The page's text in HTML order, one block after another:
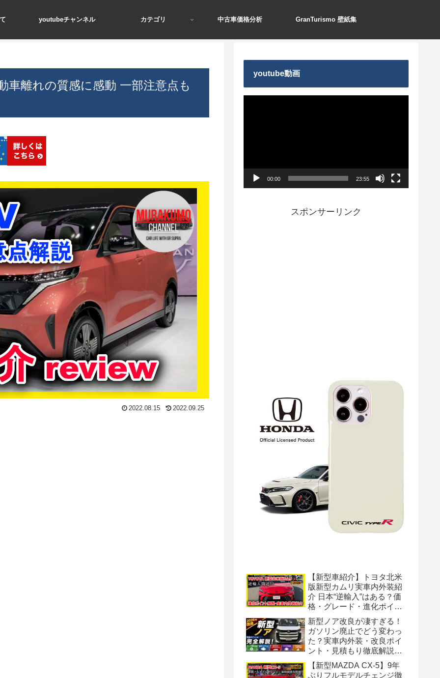
youtubeチャンネル カテゴリ 中古車価格分析 GranTurismo 壁紙集
車離れの質感に感動 一部注意点も
2022.08.15 2022.09.25
youtube動画
00:00 23:55
スポンサーリンク
【新型車紹介】トヨタ北米
版新型カムリ実車内外装紹
介 日本“逆輸入”はある？価
格・グレード・進化ポイン
ト徹底解説【HEV】
新型ノア改良が凄すぎる！
ガソリン廃止でどう変わっ
た？実車内外装・改良ポイ
ント・見積もり徹底解説
【2026】【トヨタ】
【新型MAZDA CX-5】9年
ぶりフルモデルチェンジ徹